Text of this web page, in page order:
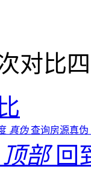
对比
真伪 查询房源真伪
顶部 回